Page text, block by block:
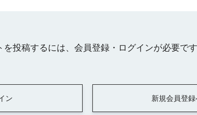
を投稿するには、会員登録・ログインが必要で
ン 新規会員登録